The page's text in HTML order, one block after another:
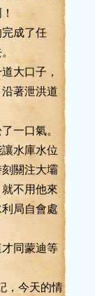
成了任
大口子，
著泄洪道
一口氣。
水庫水位
關注大壩
不用他來
局自會處
同蒙迪等
今天的情